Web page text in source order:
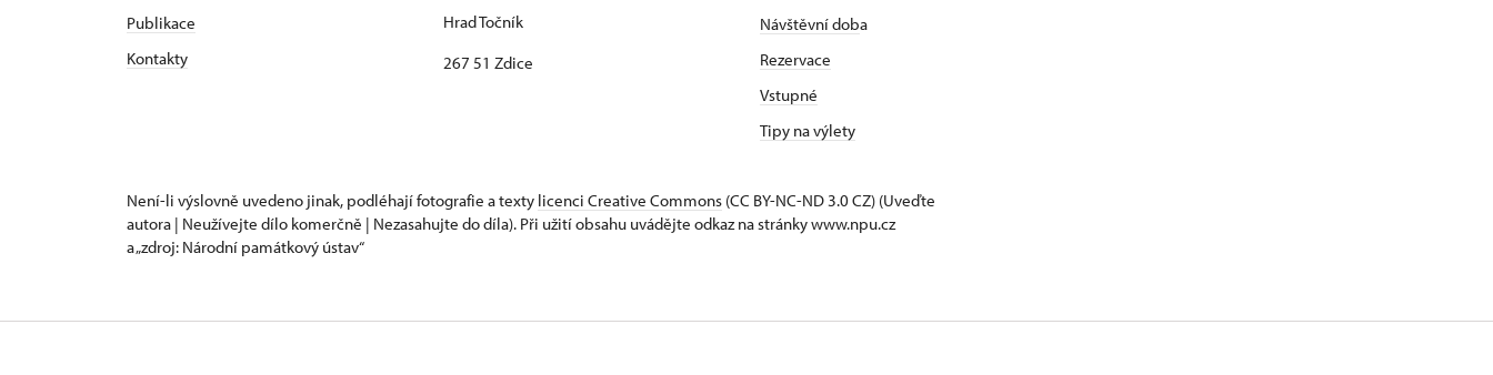
Publikace
Kontakty
Hrad Točník
267 51 Zdice
Návštěvní doba
Rezervace
Vstupné
Tipy na výlety
Není-li výslovně uvedeno jinak, podléhají fotografie a texty licenci Creative Commons (CC BY-NC-ND 3.0 CZ) (Uveďte
autora | Neužívejte dílo komerčně | Nezasahujte do díla). Při užití obsahu uvádějte odkaz na stránky www.npu.cz
a „zdroj: Národní památkový ústav“